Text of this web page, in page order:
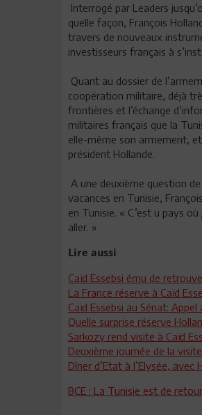
Interrogé par Leaders
quelle façon, François
travers de nouveaux
investisseurs français à
Quant au dossier de
coopération militaire, déjà
frontières et l’échange
militaires français que la
elle-même son armement,
président Hollande.
A une deuxième question
vacances en Tunisie,
en Tunisie. « C’est u pays
aller. »
Lire aussi
Caïd Essebsi ému de
La France réserve à Caïd
Caïd Essebsi au Sénat:
Quelle surprise réserve
Sarkozy rend visite à Caïd
Deuxième journée de la
Dîner d’Etat à l’Elysée, avec
BCE : La Tunisie est de retour